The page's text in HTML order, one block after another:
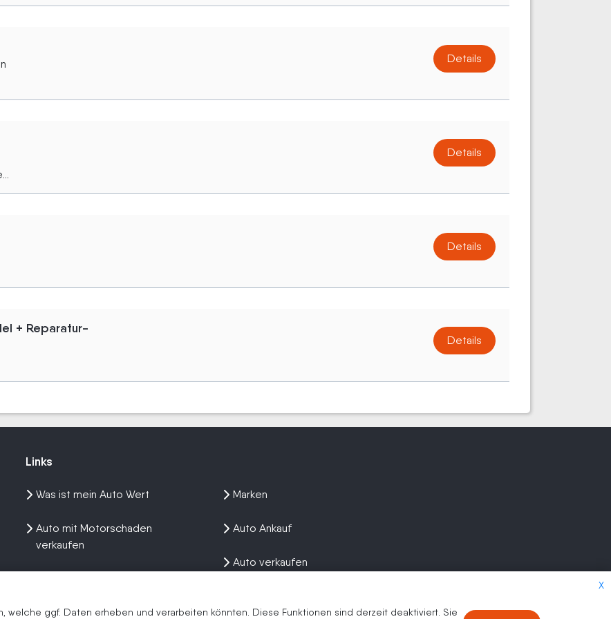
Details
Details
Details
+ Reparatur-
Details
X
welche ggf. Daten erheben und verarbeiten könnten. Diese Funktionen sind derzeit deaktiviert. Sie
Links
Was ist mein Auto Wert
Auto mit Motorschaden
verkaufen
Wir kaufen dein Auto
Marken
Auto Ankauf
Auto verkaufen